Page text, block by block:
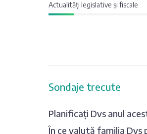
Actualități legislative și fiscale
Sondaje trecute
Planificați Dvs anul
În ce valută familia Dvs